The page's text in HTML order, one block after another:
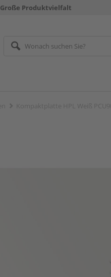
Große Produktvielfalt